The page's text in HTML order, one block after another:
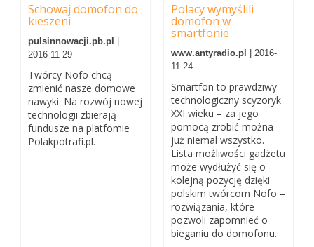
Schowaj domofon do
kieszeni
pulsinnowacji.pb.pl
2016-11-29
Twórcy Nofo chcą
zmienić nasze domowe
nawyki. Na rozwój nowej
technologii zbierają
fundusze na platfomie
Polakpotrafi.pl.
Polacy wymyślili
domofon w
smartfonie
www.antyradio.pl
| 2016-
11-24
Smartfon to prawdziwy
technologiczny scyzoryk
XXI wieku – za jego
pomocą zrobić można
już niemal wszystko.
Lista możliwości gadżetu
może wydłużyć się o
kolejną pozycję dzięki
polskim twórcom Nofo –
rozwiązania, które
pozwoli zapomnieć o
bieganiu do domofonu.